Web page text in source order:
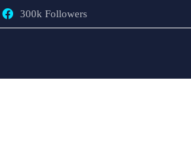
300k Followers